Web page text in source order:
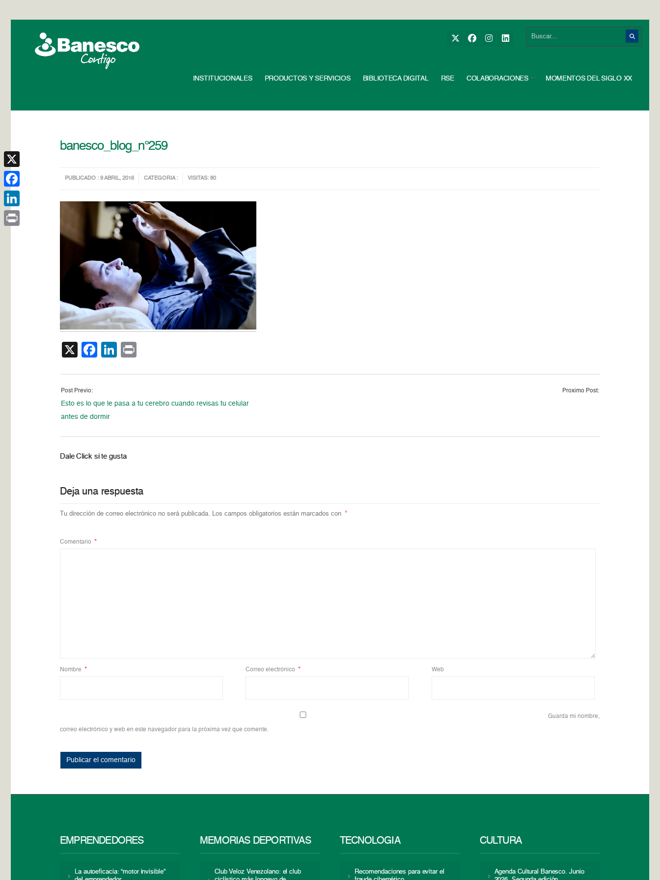
INSTITUCIONALES PRODUCTOS Y SERVICIOS BIBLIOTECA DIGITAL RSE COLABORACIONES MOMENTOS DEL SIGLO XX
banesco_blog_n°259
PUBLICADO : 9 ABRIL, 2016 CATEGORIA : VISITAS: 80
X Facebook
LinkedIn
Post Previo:
Esto es lo que le pasa a tu cerebro cuando revisas tu celular
antes de dormir
Proximo Post:
Dale Click si te gusta
Deja una respuesta
Tu dirección de correo electrónico no será publicada. Los campos obligatorios están marcados con *
Comentario *
Nombre * Correo electrónico * Web
Guarda mi nombre,
correo electrónico y web en este navegador para la próxima vez que comente.
EMPRENDEDORES
La autoeficacia: “motor invisible”
MEMORIAS DEPORTIVAS
Club Veloz Venezolano: el club
TECNOLOGÍA
Recomendaciones para evitar el
CULTURA
Agenda Cultural Banesco. Junio
X
Facebook
LinkedIn